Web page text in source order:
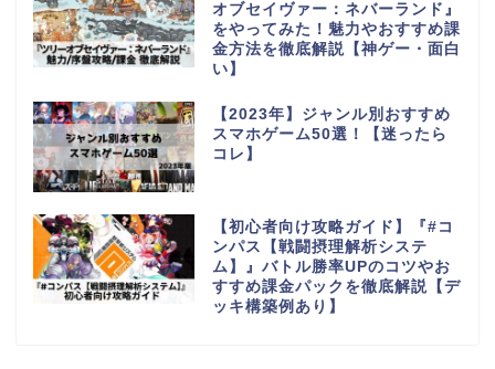
オブセイヴァー：ネバーランド』
をやってみた！魅力やおすすめ課
金方法を徹底解説【神ゲー・面白
い】
【2023年】ジャンル別おすすめ
スマホゲーム50選！【迷ったら
コレ】
【初心者向け攻略ガイド】『#コ
ンパス【戦闘摂理解析システ
ム】』バトル勝率UPのコツやお
すすめ課金パックを徹底解説【デ
ッキ構築例あり】